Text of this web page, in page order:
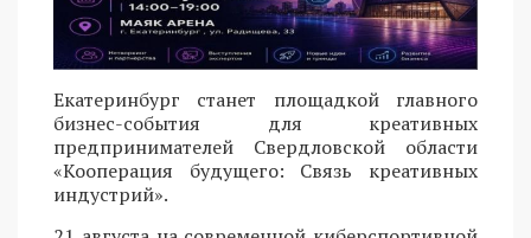
Екатеринбург станет площадкой главного
бизнес-события для креативных
предпринимателей Свердловской области
«Кооперация будущего: Связь креативных
индустрий».